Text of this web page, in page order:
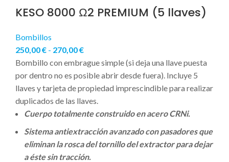
KESO 8000 Ω2 PREMIUM (5 llaves)
Bombillos
250,00€ - 270,00€
Bombillo con embrague simple (si deja una llave puesta
por dentro no es posible abrir desde fuera). Incluye 5
llaves y tarjeta de propiedad imprescindible para realizar
duplicados de las llaves.
Cuerpo totalmente construido en acero CRNi.
Sistema antiextracción avanzado con pasadores que
eliminan la rosca del tornillo del extractor para dejar
a éste sin tracción.